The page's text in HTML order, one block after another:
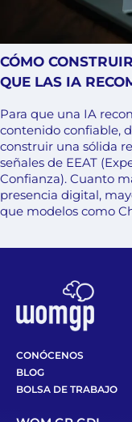
CÓMO
QUE LAS IA
Para que una IA
contenido confiable,
construir una sólida
señales de EEAT
Confianza). Cuanto
presencia digital,
que modelos como
CONÓCENOS
BLOG
BOLSA DE TRABAJO